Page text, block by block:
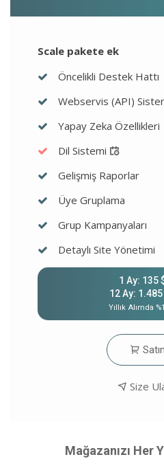
Scale pakete ek
Öncelikli Destek Hattı
Webservis (API)
Yapay Zeka Özellikleri
Dil Sistemi
Gelişmiş Raporlar
Üye Gruplama
Grup Kampanyaları
Detaylı Site Yönetimi
1 Ay: 135
12 Ay:
Yıllık Alımda
Size
Mağazanızı Her